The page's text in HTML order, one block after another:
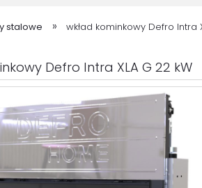
stalowe » wkład kominkowy Defro Intra
Defro Intra XLA G 22 kW